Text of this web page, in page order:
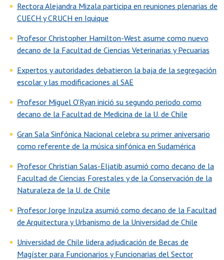
Rectora Alejandra Mizala participa en reuniones plenarias de
CUECH y CRUCH en Iquique
Profesor Christopher Hamilton-West asume como nuevo
decano de la Facultad de Ciencias Veterinarias y Pecuarias
Expertos y autoridades debatieron la baja de la segregación
escolar y las modificaciones al SAE
Profesor Miguel O'Ryan inició su segundo periodo como
decano de la Facultad de Medicina de la U. de Chile
Gran Sala Sinfónica Nacional celebra su primer aniversario
como referente de la música sinfónica en Sudamérica
Profesor Christian Salas-Eljatib asumió como decano de la
Facultad de Ciencias Forestales y de la Conservación de la
Naturaleza de la U. de Chile
Profesor Jorge Inzulza asumió como decano de la Facultad
de Arquitectura y Urbanismo de la Universidad de Chile
Universidad de Chile lidera adjudicación de Becas de
Magíster para Funcionarios y Funcionarias del Sector